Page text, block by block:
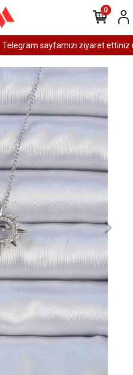
Telegram sayfamızı ziyaret ettiniz
0